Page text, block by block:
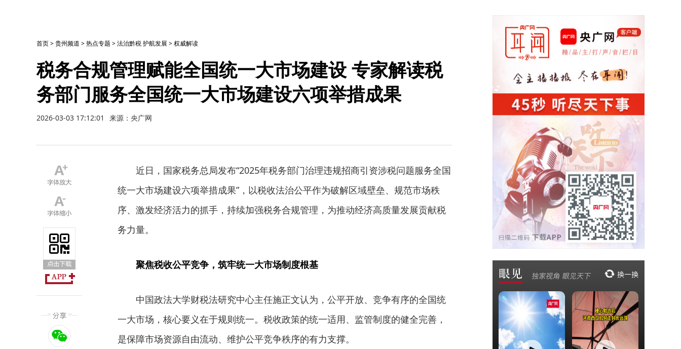
首页>贵州频道 >热点专题 >法治黔税 护航发展 >权威解读
税务合规管理赋能全国统一大市场建设 专家解读税
务部门服务全国统一大市场建设六项举措成果
2026-03-03 17:12:01 来源：央广网
近日，国家税务总局发布“2025年税务部门治理违规招商引资涉税问题服务全国
统一大市场建设六项举措成果”，以税收法治公平作为破解区域壁垒、规范市场秩
序、激发经济活力的抓手，持续加强税务合规管理，为推动经济高质量发展贡献税
务力量。
聚焦税收公平竞争，筑牢统一大市场制度根基
中国政法大学财税法研究中心主任施正文认为，公平开放、竞争有序的全国统
一大市场，核心要义在于规则统一。税收政策的统一适用、监管制度的健全完善，
是保障市场资源自由流动、维护公平竞争秩序的有力支撑。